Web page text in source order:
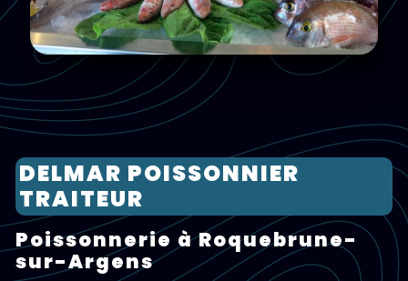
DELMAR POISSONNIER
TRAITEUR
poissonnerie à Roquebrune-
sur-Argens